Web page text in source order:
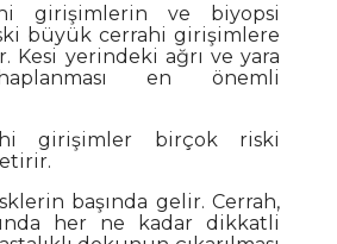
girişimlerin ve biyopsi
büyük cerrahi girişimlere
Kesi yerindeki ağrı ve yara
en önemli
girişimler birçok riski
başında gelir. Cerrah,
her ne kadar dikkatli